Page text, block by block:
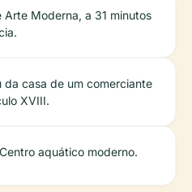
Arte Moderna, a 31 minutos
da casa de um comerciante
XVIII.
Centro aquático moderno.